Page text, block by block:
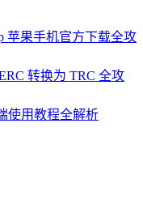
苹果手机官方下载全攻
转换为 TRC 全攻
使用教程全解析